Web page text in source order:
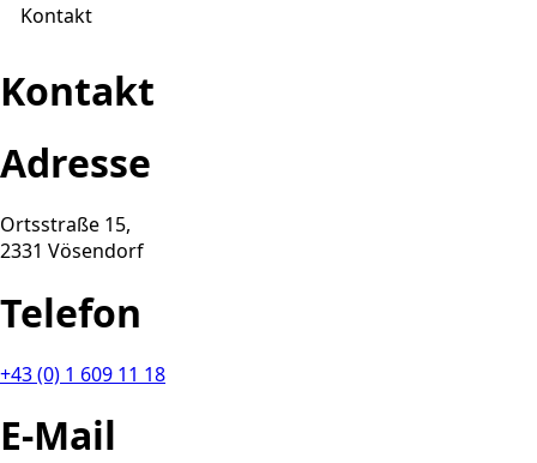
Kontakt
Kontakt
Adresse
Ortsstraße 15,
2331 Vösendorf
Telefon
+43 (0) 1 609 11 18
E-Mail